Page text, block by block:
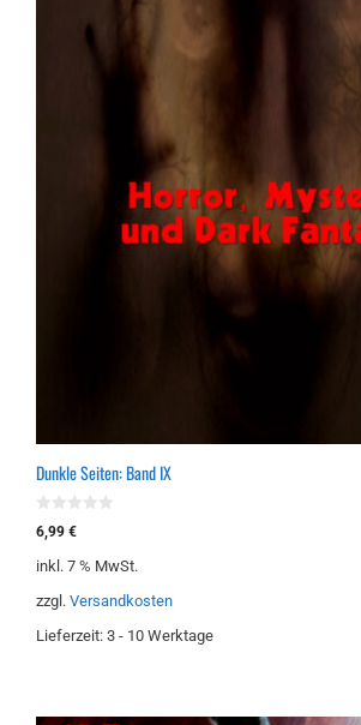
Dunkle Seiten: Band IX
0
v
n
6,99 €
inkl. 7 % MwSt.
zzgl. Versandkosten
Lieferzeit: 3 - 10 Werktage